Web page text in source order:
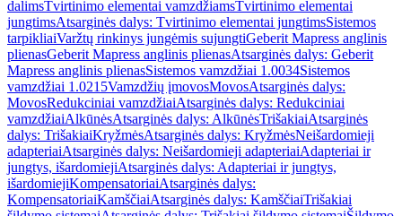
dalimsTvirtinimo elementai vamzdžiamsTvirtinimo elementai
jungtimsAtsarginės dalys: Tvirtinimo elementai jungtimsSistemos
tarpikliaiVaržtų rinkinys jungėmis sujungtiGeberit Mapress anglinis
plienasGeberit Mapress anglinis plienasAtsarginės dalys: Geberit
Mapress anglinis plienasSistemos vamzdžiai 1.0034Sistemos
vamzdžiai 1.0215Vamzdžių įmovosMovosAtsarginės dalys:
MovosRedukciniai vamzdžiaiAtsarginės dalys: Redukciniai
vamzdžiaiAlkūnėsAtsarginės dalys: AlkūnėsTrišakiaiAtsarginės
dalys: TrišakiaiKryžmėsAtsarginės dalys: KryžmėsNeišardomieji
adapteriaiAtsarginės dalys: Neišardomieji adapteriaiAdapteriai ir
jungtys, išardomiejiAtsarginės dalys: Adapteriai ir jungtys,
išardomiejiKompensatoriaiAtsarginės dalys:
KompensatoriaiKamščiaiAtsarginės dalys: KamščiaiTrišakiai